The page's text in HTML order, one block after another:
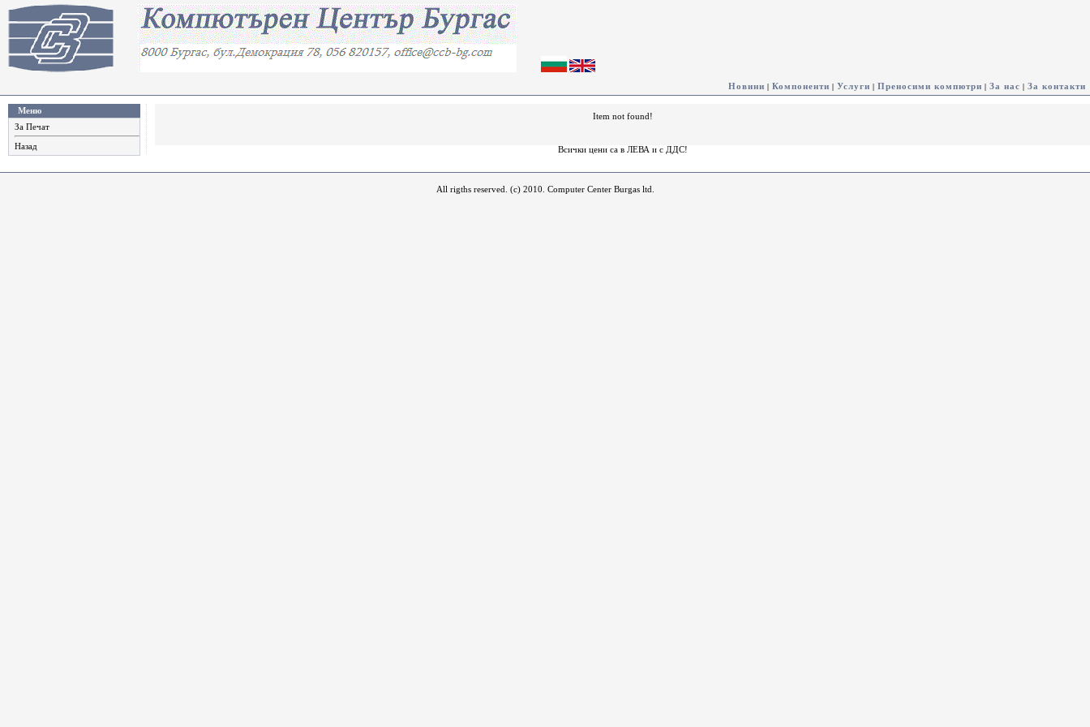
Новини Компоненти Услуги Преносими компютри За нас За контакти
Меню
За Печат
Назад
Item not found!
Всички цени са в ЛЕВА и c ДДС!
All rigths reserved. (c) 2010. Computer Center Burgas ltd.